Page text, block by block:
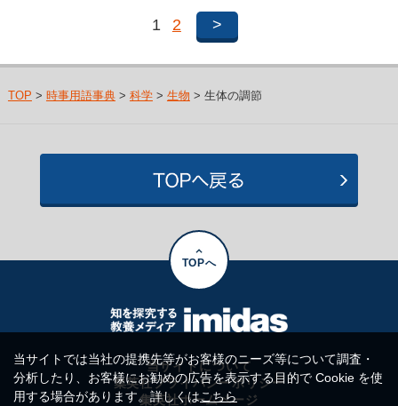
1 2 >
TOP > 時事用語事典> 科学> 生物 > 生体の調節
TOPへ
当サイトについて
集英社プライバシーポリシー
集英社ホームページ
当サイトでは当社の提携先等がお客様のニーズ等について調査・
分析したり、お客様にお勧めの広告を表示する目的で Cookie を使
用する場合があります。詳しくはこちら